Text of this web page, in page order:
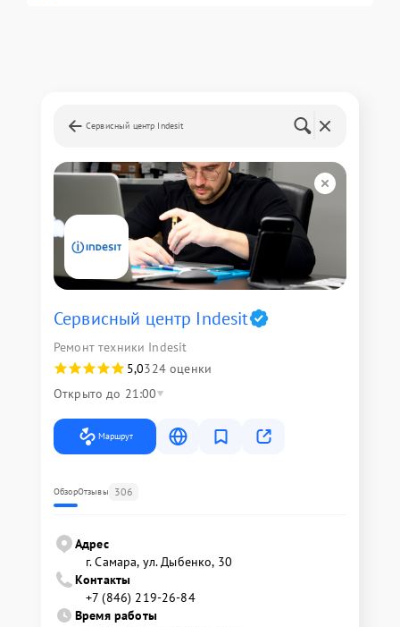
Сервисный центр Indesit
Сервисный центр Indesit
Ремонт техники Indesit
5,0324 оценки
Открыто до 21:00
Маршрут
ОбзорОтзывы 306
Адрес
г. Самара, ул. Дыбенко, 30
Контакты
+7 (846) 219-26-84
Время работы